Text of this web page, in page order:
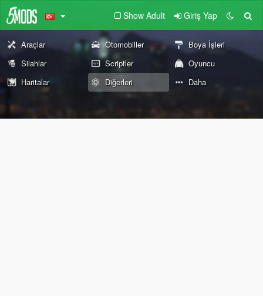
Show Adult Giriş Yap
Araçlar Otomobiller
Boya İşleri
Silahlar
Scriptler
Oyuncu
Haritalar
Diğerleri Daha